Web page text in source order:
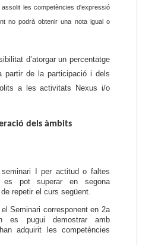
les competències d'expressió
no podrà obtenir una nota igual o
d’atorgar un percentatge
partir de la participació i dels
a les activitats Nexus i/o
dels àmbits
I per actitud o faltes
es pot superar en segona
repetir el curs següent.
Seminari corresponent en 2a
es pugui demostrar amb
adquirit les competències